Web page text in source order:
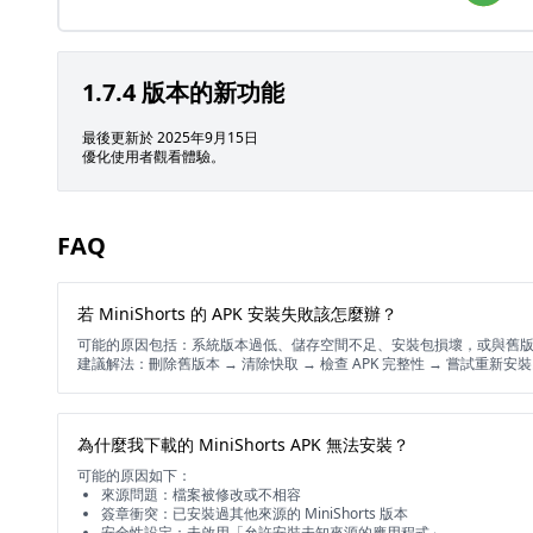
1.7.4 版本的新功能
最後更新於 2025年9月15日
優化使用者觀看體驗。
FAQ
若 MiniShorts 的 APK 安裝失敗該怎麼辦？
可能的原因包括：系統版本過低、儲存空間不足、安裝包損壞，或與舊版
建議解法：刪除舊版本 → 清除快取 → 檢查 APK 完整性 → 嘗試重新安裝
為什麼我下載的 MiniShorts APK 無法安裝？
可能的原因如下：
來源問題：檔案被修改或不相容
簽章衝突：已安裝過其他來源的 MiniShorts 版本